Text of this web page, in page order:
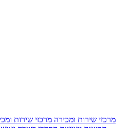
מרכזי שירות ומכירה מרכזי שירות